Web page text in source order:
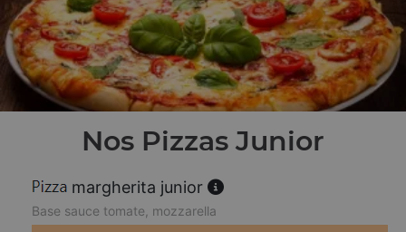
Nos Pizzas Junior
margherita junior
Base sauce tomate, mozzarella